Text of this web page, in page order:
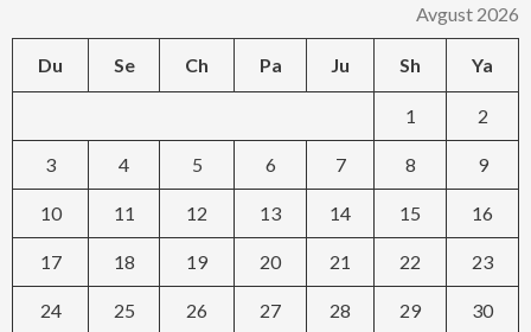
Avgust 2026
Du Se Ch Pa Ju Sh Ya
1 2
3 4 5 6 7 8 9
10 11 12 13 14 15 16
17 18 19 20 21 22 23
24 25 26 27 28 29 30